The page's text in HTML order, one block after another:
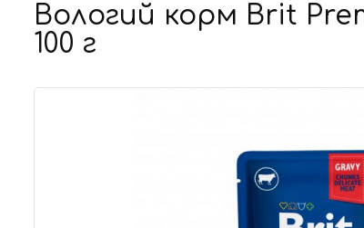
Вологий корм Brit
100 г